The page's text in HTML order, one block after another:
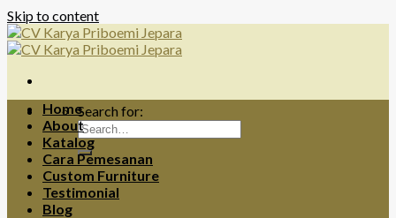
Skip to content
Search for:
Home
About
Katalog
Cara Pemesanan
Custom Furniture
Testimonial
Blog